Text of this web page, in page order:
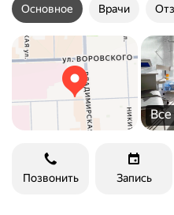
Основное Врачи
Позвонить Запись